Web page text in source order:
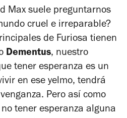
Max suele preguntarnos
cruel e irreparable?
de Furiosa tienen
Dementus, nuestro
tener esperanza es un
en ese yelmo, tendrá
Pero así como
tener esperanza alguna